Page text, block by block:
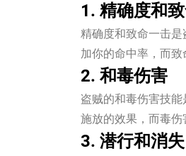
1. 精确度和
精确度和致命一击
加你的命中率，而致
2. 和毒伤害
盗贼的和毒伤害技
施放的效果，而毒伤
3. 潜行和消失